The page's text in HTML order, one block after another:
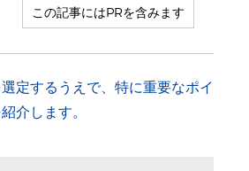
定するうえで、特に重要なポイ
介します。